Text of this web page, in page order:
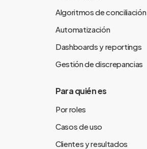
Algoritmos de conciliación
Automatización
Dashboards y reportings
Gestión de discrepancias
Para quién es
Por roles
Casos de uso
Clientes y resultados